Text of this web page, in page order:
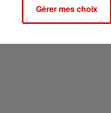
Gérer mes choix